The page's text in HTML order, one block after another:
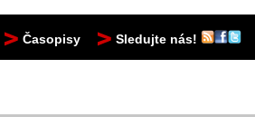
Časopisy Sledujte nás!